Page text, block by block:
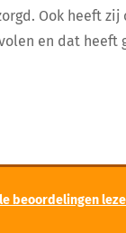
Ook heeft zij
en dat heeft
beoordelingen